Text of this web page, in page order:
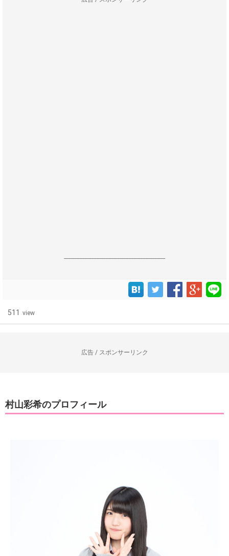
------------------------------------------------------------------
511 view
広告 / スポンサーリンク
村山彩希のプロフィール